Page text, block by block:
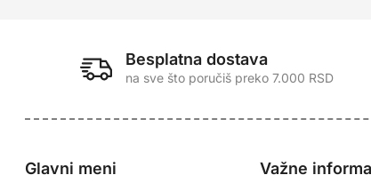
Besplatna dostava
na sve što poručiš preko 7.000 RSD
Glavni meni Važne